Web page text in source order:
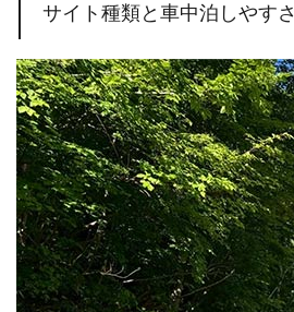
サイト種類と車中泊しやすさ